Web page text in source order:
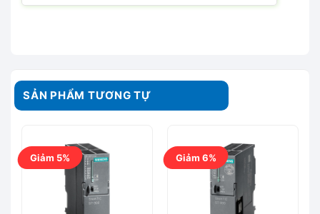
SẢN PHẨM TƯƠNG TỰ
Giảm 5% Giảm 6%